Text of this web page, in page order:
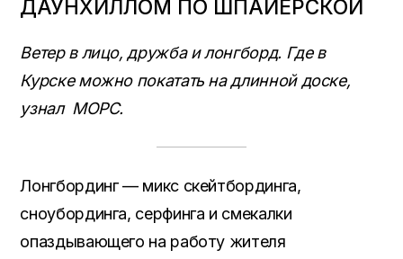
ДАУНХИЛЛОМ ПО ШПАЙЕРСКОЙ
Ветер в лицо, дружба и лонгборд. Где в
Курске можно покатать на длинной доске,
узнал МОРС.
Лонгбординг — микс скейтбординга,
сноубординга, серфинга и смекалки
опаздывающего на работу жителя